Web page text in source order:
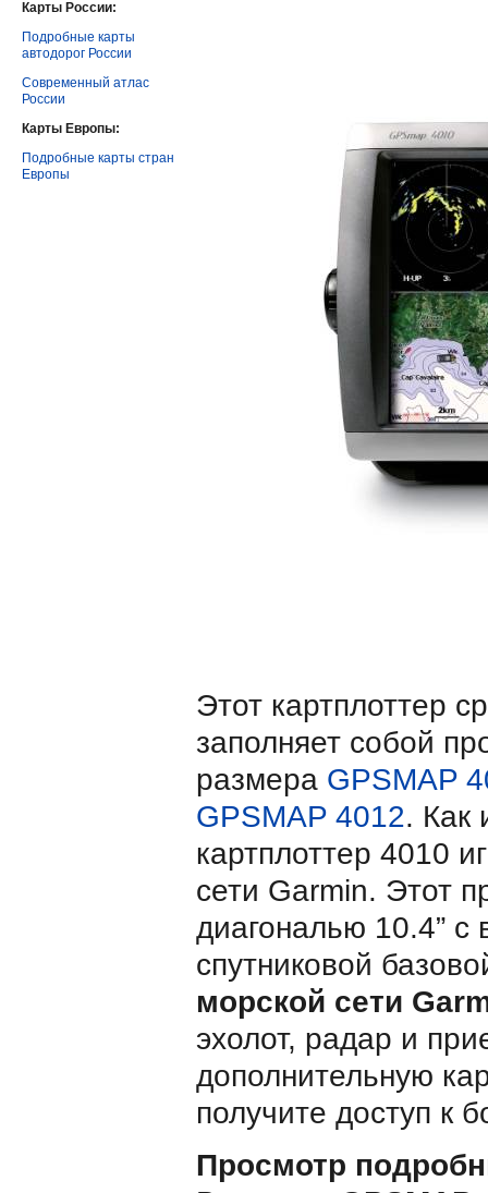
Этот картплоттер
заполняет собой
размера GPSMAP
GPSMAP 4012. Как
картплоттер 4010
сети Garmin. Этот
диагональю 10.4”
спутниковой
морской сети
эхолот, радар и
дополнительную
получите доступ к
Просмотр
Карты России:
Подробные карты
автодорог России
Современный атлас
России
Карты Европы:
Подробные карты стран
Европы